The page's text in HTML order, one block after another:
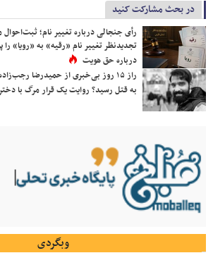
در بحث مشارکت کنید
رأی جنجالی درباره تغییر نام؛
تجدیدنظر تغییر نام «رقیه» به «رویا»
درباره حق هویت
راز ۱۵ روز بی‌خبری از حمیدرضا
به قتل رسید؟ روایت یک قرار مرگ با دختر
وبگردی